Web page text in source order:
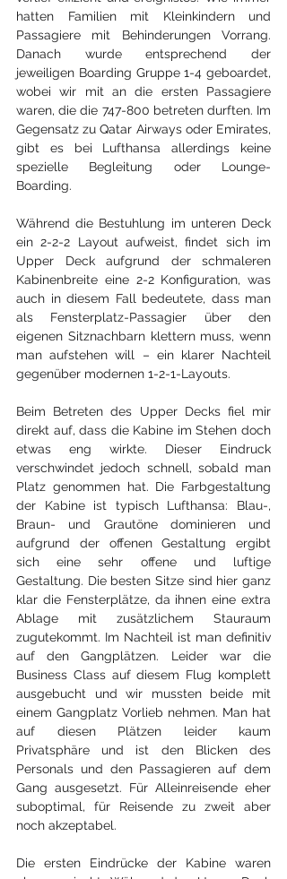
hatten Familien mit Kleinkindern und
Passagiere mit Behinderungen Vorrang.
Danach wurde entsprechend der
jeweiligen Boarding Gruppe 1-4 geboardet,
wobei wir mit an die ersten Passagiere
waren, die die 747-800 betreten durften. Im
Gegensatz zu Qatar Airways oder Emirates,
gibt es bei Lufthansa allerdings keine
spezielle Begleitung oder Lounge-
Boarding.
Während die Bestuhlung im unteren Deck
ein 2-2-2 Layout aufweist, findet sich im
Upper Deck aufgrund der schmaleren
Kabinenbreite eine 2-2 Konfiguration, was
auch in diesem Fall bedeutete, dass man
als Fensterplatz-Passagier über den
eigenen Sitznachbarn klettern muss, wenn
man aufstehen will – ein klarer Nachteil
gegenüber modernen 1-2-1-Layouts.
Beim Betreten des Upper Decks fiel mir
direkt auf, dass die Kabine im Stehen doch
etwas eng wirkte. Dieser Eindruck
verschwindet jedoch schnell, sobald man
Platz genommen hat. Die Farbgestaltung
der Kabine ist typisch Lufthansa: Blau-,
Braun- und Grautöne dominieren und
aufgrund der offenen Gestaltung ergibt
sich eine sehr offene und luftige
Gestaltung. Die besten Sitze sind hier ganz
klar die Fensterplätze, da ihnen eine extra
Ablage mit zusätzlichem Stauraum
zugutekommt. Im Nachteil ist man definitiv
auf den Gangplätzen. Leider war die
Business Class auf diesem Flug komplett
ausgebucht und wir mussten beide mit
einem Gangplatz Vorlieb nehmen. Man hat
auf diesen Plätzen leider kaum
Privatsphäre und ist den Blicken des
Personals und den Passagieren auf dem
Gang ausgesetzt. Für Alleinreisende eher
suboptimal, für Reisende zu zweit aber
noch akzeptabel.
Die ersten Eindrücke der Kabine waren